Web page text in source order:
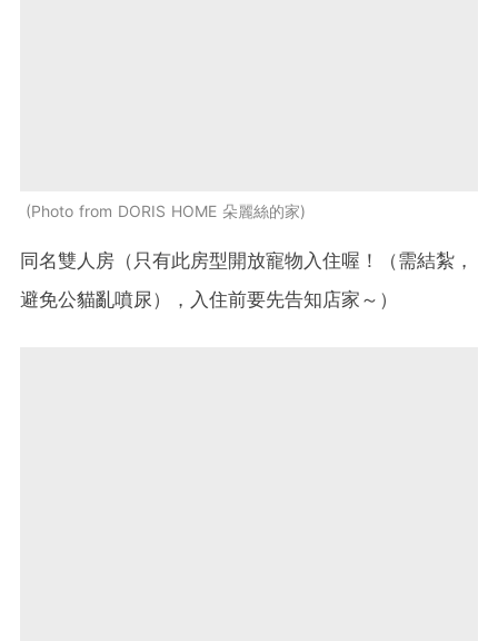
Photo from DORIS HOME 朵麗絲的家
同名雙人房（只有此房型開放寵物入住喔！（需結紮，
避免公貓亂噴尿），入住前要先告知店家～）